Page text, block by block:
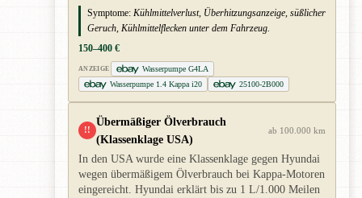
Symptome: Kühlmittelverlust, Überhitzungsanzeige, süßlicher
Geruch, Kühlmittelflecken unter dem Fahrzeug.
150–400 €
ANZEIGE
Wasserpumpe G4LA
Wasserpumpe 1.4 Kappa i20
25100-2B000
!!
Übermäßiger Ölverbrauch
(Klassenklage USA)
ab 100.000 km
In den USA wurde eine Klassenklage gegen Hyundai
wegen übermäßigem Ölverbrauch bei Kappa-Motoren
eingereicht. Hyundai erklärt bis zu 1 L/1.000 Meilen